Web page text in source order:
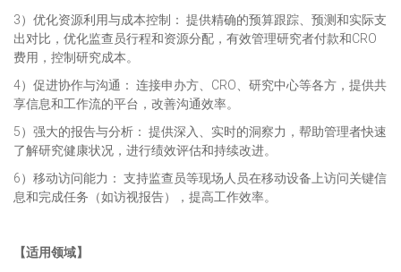
3）优化资源利用与成本控制： 提供精确的预算跟踪、预测和实际支
出对比，优化监查员行程和资源分配，有效管理研究者付款和CRO
费用，控制研究成本。
4）促进协作与沟通： 连接申办方、CRO、研究中心等各方，提供共
享信息和工作流的平台，改善沟通效率。
5）强大的报告与分析： 提供深入、实时的洞察力，帮助管理者快速
了解研究健康状况，进行绩效评估和持续改进。
6）移动访问能力： 支持监查员等现场人员在移动设备上访问关键信
息和完成任务（如访视报告），提高工作效率。
【适用领域】